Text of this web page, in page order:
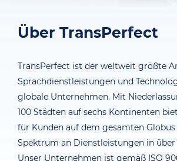
Über TransPerfect
TransPerfect ist der weltweit größte
Sprachdienstleistungen und
globale Unternehmen. Mit
100 Städten auf sechs Kontinenten
für Kunden auf dem gesamten
Spektrum an Dienstleistungen in über
Unser Unternehmen ist gemäß ISO